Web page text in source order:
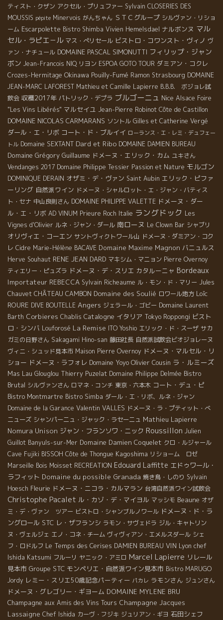
ティスト・クザン アクセル・プリュファー Sylvain CLOSERIES DES
MOUSSIS pépite Minervois がんちゃん ＳＴＣグループ シルヴァン・リショ
ーム Escarpolette Bistro Shimba Vivien Hemelsdael ナルボンヌ マル
セル・ラピエ－ル マス・ぺリセール ビストロ・コワンスト・ヴィノ ヴ
ァン・ナチュール DOMAINE PASCAL SIMONUTTI フィリップ・ジャン
ボン Jean-Francois NIQ リヨン ESPOA GOTO TOUR ダミアン・コクレ
Crozes-Hermitage Okinawa Pouilly-Fumé Ramon Strasbourg DOMAINE
JEAN-MARC LAFOREST Mathieu et Camille Lapierre B.B.B. ボジョレ試
飲会 収穫2017年 パトリック・デプラ ブルゴーニュ Nice Alsace Foire
"Les Vins Libérés" マルセイユ Jean-Pierre Robinot Côte de Castillon
DOMAINE NICOLAS CARMARANS ソントル Gilles et Catherine Vergé
ダール・エ・リボ コート・ド・ブルイイ ローランス・エ・レミ・デュフェー
トル Domaine SEXTANT Dard et Ribo DOMAINE DAMIEN BUREAU
Domaine Grégory Guillaume ドメーヌ・エリック・カム ユキさん
Vendanges 2017 Domaine Philippe Tessier Passion et Nature モルゴン
DOMINIQUE DERAIN オザミ・デ・ヴァン Saint Aubin エリック・ピファ
ーリング 自然派ワイン ドメーヌ・シャルロット・エ・ジャン・バティス
ト・セナ 中山良則さん DOMAINE PHILIPPE VALETTE ドメーヌ・ダー
ル・エ・リボ AD VINUM Prieure Roch Italie ラングドック Les
Vignes d'Olivier ルネ・ジャン・ダール 南ローヌ Le Clown Bar シャブリ
オリヴィエ・コーエン サントヴィクトワール山 ドメーヌ・ダミアン・コク
レ Cidre Marie-Hélène BACAVE Domaine Maxime Magnon バニュルス
Herve Souhaut RENE JEAN DARD マキシム・マニョン Pierre Overnoy
ティエリー・ピュズラ ドメーヌ・デ・スリエ カタルーニャ Bordeaux
Importateur REBECCA Sylvain Richeaume ル・モン・ド・マリー Jules
Chauvet CHÂTEAU CAMBON Domaine des Soulié ロワール地方 Loïc
ROURE DIVE BOUTELLE Angers ジェラール・ゴビー Domaine Laurent
Barth Corbieres Chablis Catalogne イタリア Tokyo Roppongi ビスト
ロ・シンバ Louforosé La Remise ITO Yoshio エリック・ド・スーザ サカ
ガミの日野さん Sakagami Hino-san 藤田社長 自然派試飲会ビオジョレーヌ
ヴィニ・シュッド見本市 Maison Pierre Overnoy ドメーヌ・マルセル・リ
ショー ドメーヌ・ラフォレ Domaine Yoyo Olivier Cousin ラ・ルミーズ
Mas Lau Glouglou Thierry Puzelat Domaine Philippe Delmée Bistro
Brutal シルヴァンさん ロマネ・コンチ 東京・六本木 コート・デュ・ピ
Bistro Montmartre Bistro Simba ダール・エ・リボ、ルネ・ジャン
Domaine de la Garance Valentin VALLES ドメーヌ・ラ・プティット・べ
ニューズ シャンパーニュ・ジャック・ラセーニュ Mathieu Lapierre
Nomura Unison ジャン・フランソワ・ニック Roussillon Julien
Guillot Banyuls-sur-Mer Domaine Damien Coquelet クロ・ルジャール
Cave Fujiki BISSOH Côte de Thongue Kagoshima リショーム ロゼ
Marseille Bois Moisset RECREATION Edouard Laffitte エドゥワール・
ラフィット Domaine du possible Granada 焼き鳥・しのり Sylvain
Hoesch Fleurie ドメーヌ・ニコラ・カルマラン 台湾自然派ワイン試飲会
Christophe Pacalet ル・カゾ・デ・マイヨル マッシモ Beaune オザ
ミ・デ・ヴァン ツアー ビストロ・シャンブルノワール ドメーヌ・ド・ラ
ングロール STC レ・ザフランシ ラモン・サヴェドラ ジル・キャトリン
ヌ・ヴェルジェ エノ・コネ・チーム ヴィヴィアン・エメルスダール シェ
フ・ロドルフ Le Temps des Cerises DAMIEN BUREAU VIN Lyon chef
Ishida Katsumi フルーリ ヤニック・アミロ Marcel Lapierre リレール
見本市 Groupe STC モンペリエ・自然派ワイン見本市 Bistro MARUGO
Jordy レミー・スリエ50歳記念パーティー パカレ ラモンさん ジュンさん
ドメーヌ・グレゴリー・ギヨーム DOMAINE MYLENE BRU
Champagne aux Amis des Vins Tours Champagne Jacques
Lassaigne Chef Ishida カーヴ・フジキ ジュリアン・ギヨ 石田シェフ